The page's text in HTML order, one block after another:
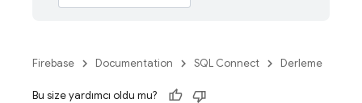
Firebase Documentation SQL Connect Derleme
Bu size yardımcı oldu mu?